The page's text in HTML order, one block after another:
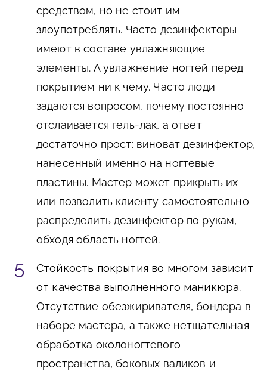
средством, но не стоит им
злоупотреблять. Часто дезинфекторы
имеют в составе увлажняющие
элементы. А увлажнение ногтей перед
покрытием ни к чему. Часто люди
задаются вопросом, почему постоянно
отслаивается гель-лак, а ответ
достаточно прост: виноват дезинфектор,
нанесенный именно на ногтевые
пластины. Мастер может прикрыть их
или позволить клиенту самостоятельно
распределить дезинфектор по рукам,
обходя область ногтей.
Стойкость покрытия во многом зависит
от качества выполненного маникюра.
Отсутствие обезжиривателя, бондера в
наборе мастера, а также нетщательная
обработка околоногтевого
пространства, боковых валиков и